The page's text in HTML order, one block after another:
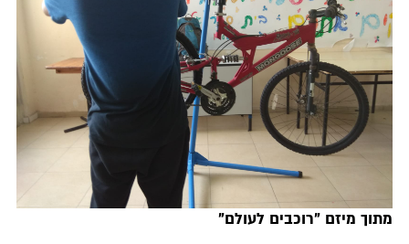
מתוך מיזם "רוכבים לעולם"